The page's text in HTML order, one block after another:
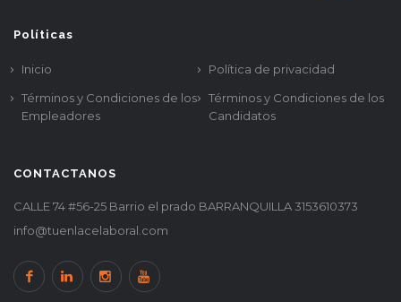
Políticas
Inicio
Política de privacidad
Términos y Condiciones de los
Empleadores
Términos y Condiciones de los
Candidatos
CONTACTANOS
CALLE 74 #56-25 Barrio el prado BARRANQUILLA 3153610373
info@tuenlacelaboral.com